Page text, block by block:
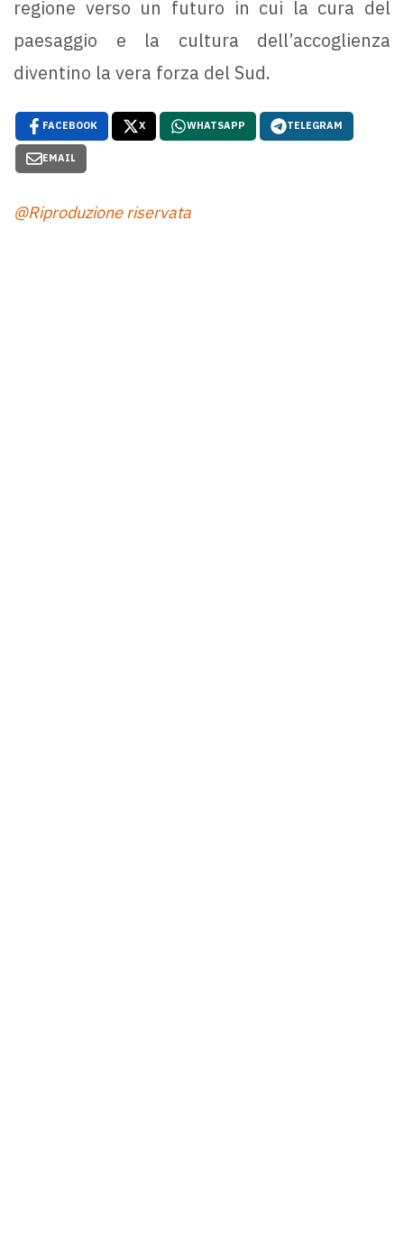
regione verso un futuro in cui la cura del
paesaggio e la cultura dell’accoglienza
diventino la vera forza del Sud.
FACEBOOK X WHATSAPP TELEGRAM
EMAIL
@Riproduzione riservata